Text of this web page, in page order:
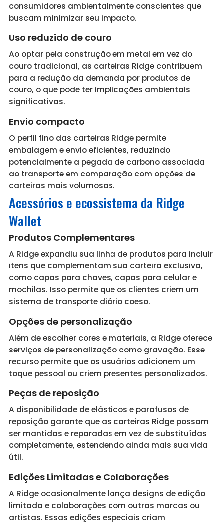
consumidores ambientalmente conscientes que
buscam minimizar seu impacto.
Uso reduzido de couro
Ao optar pela construção em metal em vez do
couro tradicional, as carteiras Ridge contribuem
para a redução da demanda por produtos de
couro, o que pode ter implicações ambientais
significativas.
Envio compacto
O perfil fino das carteiras Ridge permite
embalagem e envio eficientes, reduzindo
potencialmente a pegada de carbono associada
ao transporte em comparação com opções de
carteiras mais volumosas.
Acessórios e ecossistema da Ridge
Wallet
Produtos Complementares
A Ridge expandiu sua linha de produtos para incluir
itens que complementam sua carteira exclusiva,
como capas para chaves, capas para celular e
mochilas. Isso permite que os clientes criem um
sistema de transporte diário coeso.
Opções de personalização
Além de escolher cores e materiais, a Ridge oferece
serviços de personalização como gravação. Esse
recurso permite que os usuários adicionem um
toque pessoal ou criem presentes personalizados.
Peças de reposição
A disponibilidade de elásticos e parafusos de
reposição garante que as carteiras Ridge possam
ser mantidas e reparadas em vez de substituídas
completamente, estendendo ainda mais sua vida
útil.
Edições Limitadas e Colaborações
A Ridge ocasionalmente lança designs de edição
limitada e colaborações com outras marcas ou
artistas. Essas edições especiais criam